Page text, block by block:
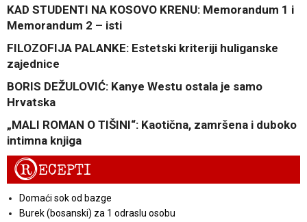
KAD STUDENTI NA KOSOVO KRENU: Memorandum 1 i
Memorandum 2 – isti
FILOZOFIJA PALANKE: Estetski kriteriji huliganske
zajednice
BORIS DEŽULOVIĆ: Kanye Westu ostala je samo
Hrvatska
„MALI ROMAN O TIŠINI“: Kaotična, zamršena i duboko
intimna knjiga
RECEPTI
Domaći sok od bazge
Burek (bosanski) za 1 odraslu osobu